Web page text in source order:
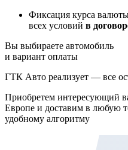
Фиксация курса
всех условий в
Вы выбираете автомобиль
и вариант оплаты
ГТК Авто реализует — все
Приобретем интересующий
Европе и доставим в любую
удобному алгоритму